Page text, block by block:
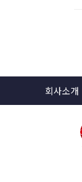
회사소개